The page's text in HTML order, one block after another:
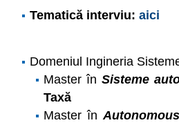
Tematică interviu: aici
Domeniul Ingineria
Master în Sisteme
Taxă
Master în